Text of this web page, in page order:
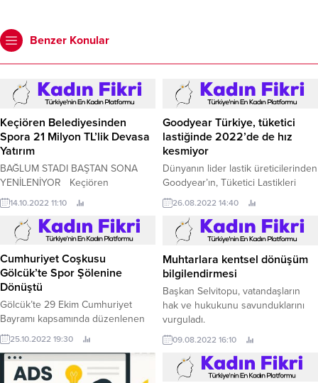
Benzer Konular
Keçiören Belediyesinden
Spora 21 Milyon TL’lik Devasa
Yatırım
BAĞLUM STADI BAŞTAN SONA
YENİLENİYOR Keçiören
Belediyesi ilçedeki Bağlum
Stadı’nda yenileme çalışmalarına
başladı.
14.10.2022 11:10
Goodyear Türkiye, tüketici
lastiğinde 2022’de de hız
kesmiyor
Dünyanın lider lastik üreticilerinden
Goodyear’ın, Tüketici Lastikleri
Direktörü Ertan San, 2022’nin ilk 6
ayında binek araç lastiklerinde
Goodyear’ın performansına dair
değerlendirmelerde bulundu.
26.08.2022 14:40
Cumhuriyet Coşkusu
Gölcük’te Spor Şölenine
Dönüştü
Gölcük’te 29 Ekim Cumhuriyet
Bayramı kapsamında düzenlenen
Ortaokul ve Liseler Arası
Cumhuriyet Koşusu, Mini Hentbol
Müsabakaları ve Judo-Bocce-Kros
Yarışları, 356 öğrencinin katılımı ile
25.10.2022 19:30
Muhtarlara kentsel dönüşüm
bilgilendirmesi
Başkan Selvitopu, vatandaşların
hak ve hukukunu savunduklarını
vurguladı.
09.08.2022 16:10